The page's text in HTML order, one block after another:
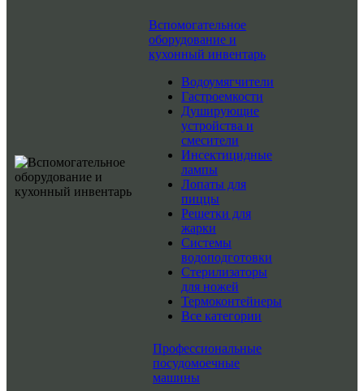
Вспомогательное
оборудование и
кухонный инвентарь
Водоумягчители
Гастроемкости
Душирующие
устройства и
смесители
Инсектицидные
лампы
Лопаты для
пиццы
Решетки для
жарки
Системы
водоподготовки
Стерилизаторы
для ножей
Термоконтейнеры
Все категории
Профессиональные
посудомоечные
машины